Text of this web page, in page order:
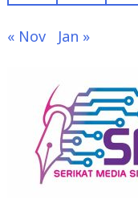
« Nov Jan »